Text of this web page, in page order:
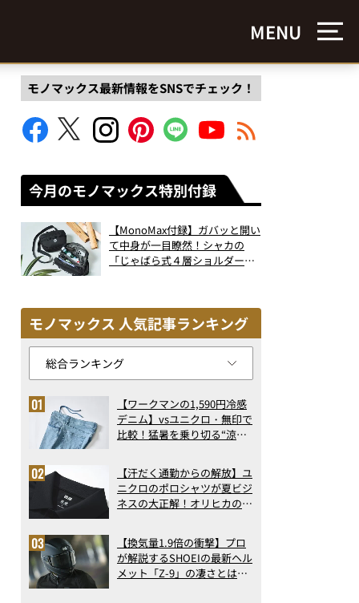
MENU
モノマックス最新情報をSNSでチェック！
今月のモノマックス特別付録
【MonoMax付録】ガバッと開い
て中身が一目瞭然！シャカの
「じゃばら式４層ショルダーバ
モノマックス 人気記事ランキング
【ワークマンの1,590円冷感
デニム】vsユニクロ・無印で
比較！猛暑を乗り切る“涼感
で決定版
【汗だく通勤からの解放】ユ
ニクロのポロシャツが夏ビジ
ネスの大正解！オリヒカの透
アの実力
【換気量1.9倍の衝撃】プロ
が解説するSHOEIの最新ヘル
メット「Z-9」の凄さとは？